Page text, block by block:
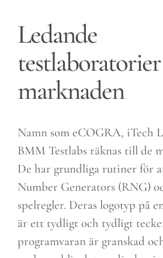
Ledande
marknaden
Namn som eCOGRA, iTech
BMM Testlabs räknas till de
De har grundliga rutiner för
Number Generators (RNG)
spelregler. Deras logotyp på
är ett tydligt och tydligt
programvaran är granskad